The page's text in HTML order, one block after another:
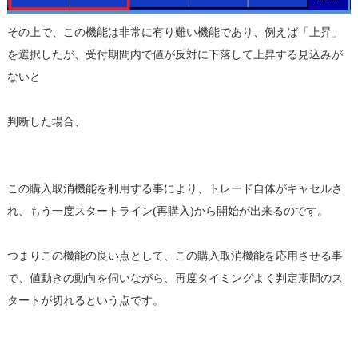
その上で、この機能は非常に有り難い機能であり、例えば「上昇」
を選択したが、受付期間内で値が反対に下落して上昇する見込みが
ないと
判断した場合、
この購入取消機能を利用する事により、トレード自体がキャセルさ
れ、もう一度スタートライン(再購入)から開始が出来るのです。
つまりこの機能の良い点として、この購入取消機能を応用させる事
で、値動きの動向を伺いながら、再度タイミングよく判定期間のス
タートが切れるという点です。